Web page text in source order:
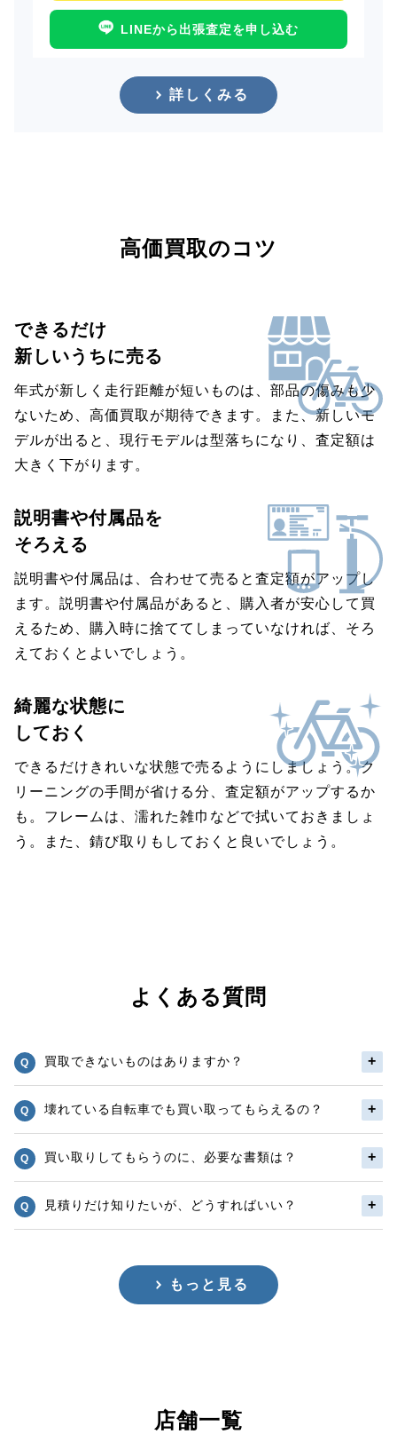
LINEから出張査定を申し込む
詳しくみる
高価買取のコツ
できるだけ
新しいうちに売る
年式が新しく走行距離が短いものは、部品の傷みも少
ないため、高価買取が期待できます。また、新しいモ
デルが出ると、現行モデルは型落ちになり、査定額は
大きく下がります。
説明書や付属品を
そろえる
説明書や付属品は、合わせて売ると査定額がアップし
ます。説明書や付属品があると、購入者が安心して買
えるため、購入時に捨ててしまっていなければ、そろ
えておくとよいでしょう。
綺麗な状態に
しておく
できるだけきれいな状態で売るようにしましょう。ク
リーニングの手間が省ける分、査定額がアップするか
も。フレームは、濡れた雑巾などで拭いておきましょ
う。また、錆び取りもしておくと良いでしょう。
よくある質問
買取できないものはありますか？
壊れている自転車でも買い取ってもらえるの？
買い取りしてもらうのに、必要な書類は？
見積りだけ知りたいが、どうすればいい？
もっと見る
店舗一覧